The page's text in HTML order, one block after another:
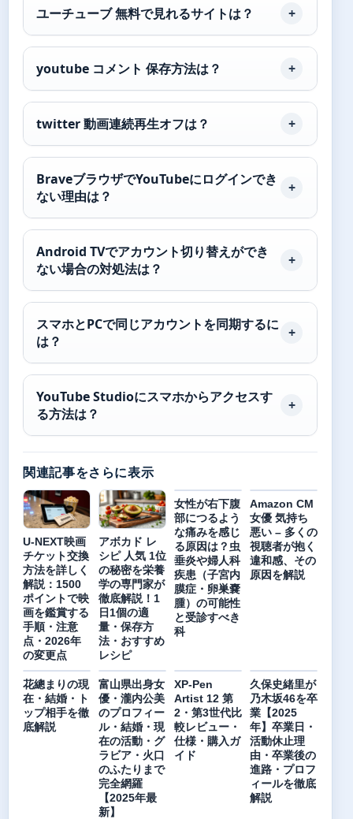
ユーチューブ 無料で見れるサイトは？
youtube コメント 保存方法は？
twitter 動画連続再生オフは？
BraveブラウザでYouTubeにログインでき
ない理由は？
Android TVでアカウント切り替えができ
ない場合の対処法は？
スマホとPCで同じアカウントを同期するに
は？
YouTube Studioにスマホからアクセスす
る方法は？
関連記事をさらに表示
U-NEXT映画
チケット交換
方法を詳しく
解説：1500
ポイントで映
画を鑑賞する
手順・注意
点・2026年
の変更点
アボカド レ
シピ 人気 1位
の秘密を栄養
学の専門家が
徹底解説！1
日1個の適
量・保存方
法・おすすめ
レシピ
女性が右下腹
部につるよう
な痛みを感じ
る原因は？虫
垂炎や婦人科
疾患（子宮内
膜症・卵巣嚢
腫）の可能性
と受診すべき
科
Amazon CM
女優 気持ち
悪い – 多くの
視聴者が抱く
違和感、その
原因を解説
花總まりの現
在・結婚・ト
ップ相手を徹
底解説
富山県出身女
優・瀧内公美
のプロフィー
ル・結婚・現
在の活動・グ
ラビア・火口
のふたりまで
完全網羅
【2025年最
新】
XP-Pen
Artist 12 第
2・第3世代比
較レビュー・
仕様・購入ガ
イド
久保史緒里が
乃木坂46を卒
業【2025
年】卒業日・
活動休止理
由・卒業後の
進路・プロフ
ィールを徹底
解説